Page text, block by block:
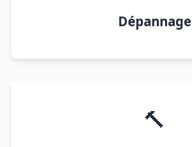
Dépannage
🔨